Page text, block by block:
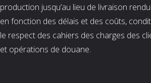
production jusqu’au lieu de livraison
en fonction des délais et des coûts,
le respect des cahiers des charges des
et opérations de douane.